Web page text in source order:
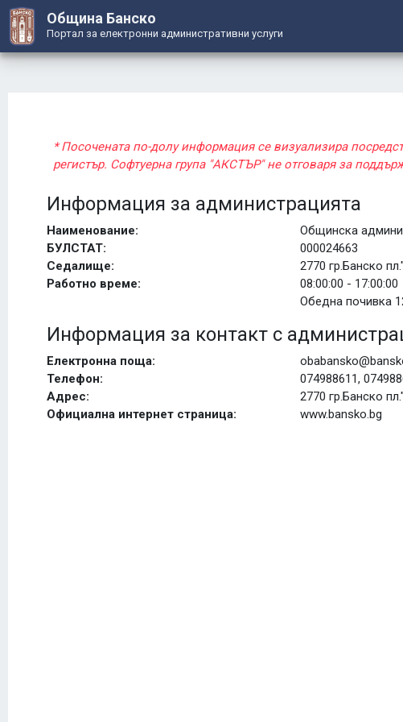
Община Банско
Портал за електронни административни услуги
* Посочената по-долу информация се визуализира
регистър. Софтуерна група "АКСТЪР" не отговаря за
Информация за администрацията
Наименование:
Общинска
БУЛСТАТ:
000024663
Седалище:
2770 гр.Банско
Работно време:
08:00:00 - 17:00:00
Обедна почивка
Информация за контакт с
Електронна поща:
Телефон:
074988611,
Адрес:
2770 гр.Банско
Официална интернет страница:
www.bansko.bg